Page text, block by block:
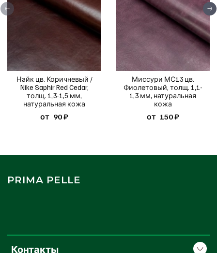
Найк цв. Коричневый /
Nike Saphir Red Cedar,
толщ. 1,3-1,5 мм,
натуральная кожа
от 90 ₽
Миссури МС13 цв.
Фиолетовый, толщ. 1,1-
1,3 мм, натуральная
кожа
от 150 ₽
Контакты
PRIMA PELLE